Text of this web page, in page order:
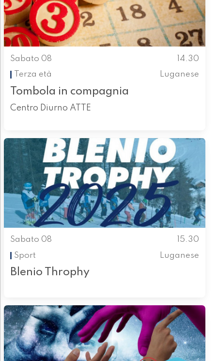
Sabato 08
14.30
Terza età
Luganese
Tombola in compagnia
Centro Diurno ATTE
Sabato 08
15.30
Sport
Luganese
Blenio Throphy